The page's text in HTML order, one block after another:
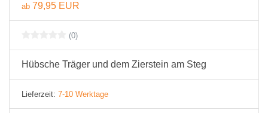
ab 79,95 EUR
(0)
Hübsche Träger und dem Zierstein am Steg
Lieferzeit: 7-10 Werktage